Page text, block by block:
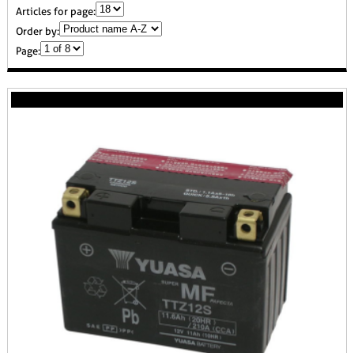
Articles for page:
Order by:
Page: